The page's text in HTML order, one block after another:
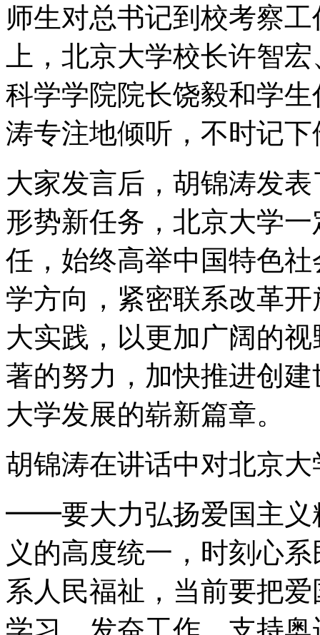
师生对总书记到校考察
上，北京大学校长许智
科学学院院长饶毅和学
涛专注地倾听，不时记
大家发言后，胡锦涛发
形势新任务，北京大学
任，始终高举中国特色
学方向，紧密联系改革
大实践，以更加广阔的
著的努力，加快推进创
大学发展的崭新篇章。
胡锦涛在讲话中对北京
━━要大力弘扬爱国主义
义的高度统一，时刻心
系人民福祉，当前要把